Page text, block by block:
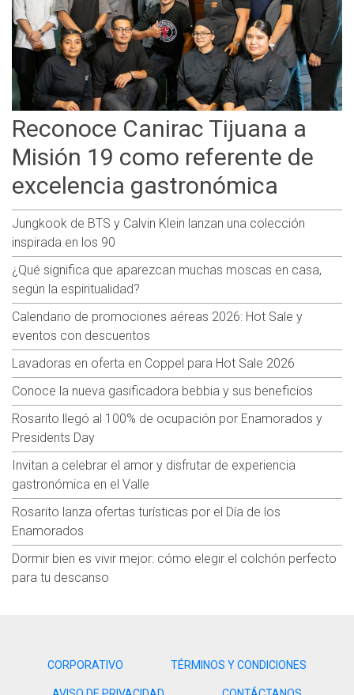
Reconoce Canirac Tijuana a
Misión 19 como referente de
excelencia gastronómica
Jungkook de BTS y Calvin Klein lanzan una colección
inspirada en los 90
¿Qué significa que aparezcan muchas moscas en casa,
según la espiritualidad?
Calendario de promociones aéreas 2026: Hot Sale y
eventos con descuentos
Lavadoras en oferta en Coppel para Hot Sale 2026
Conoce la nueva gasificadora bebbia y sus beneficios
Rosarito llegó al 100% de ocupación por Enamorados y
Presidents Day
Invitan a celebrar el amor y disfrutar de experiencia
gastronómica en el Valle
Rosarito lanza ofertas turísticas por el Día de los
Enamorados
Dormir bien es vivir mejor: cómo elegir el colchón perfecto
para tu descanso
CORPORATIVO TÉRMINOS Y CONDICIONES